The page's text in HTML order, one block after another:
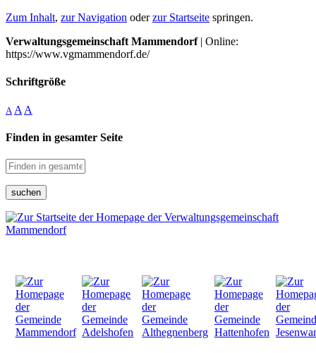
Zum Inhalt, zur Navigation oderzur Startseite springen.
Verwaltungsgemeinschaft Mammendorf| Online:
https://www.vgmammendorf.de/
Schriftgröße
A A A
Finden in gesamter Seite
suchen